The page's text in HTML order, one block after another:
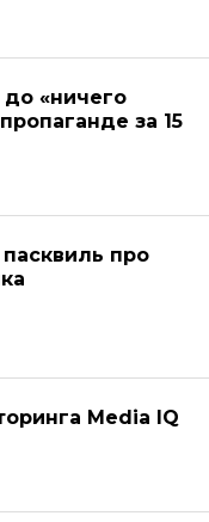
«ничего
за 15
про
Media IQ